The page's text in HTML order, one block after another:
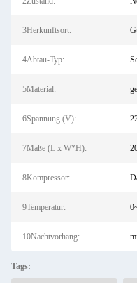
3Herkunftsort:
4Abtau-Typ:
5Material:
6Spannung (V):
7Maße (L x W*H):
8Kompressor:
9Temperatur:
10Nachtvorhang:
Tags: